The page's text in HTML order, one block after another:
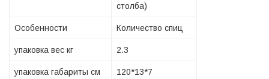
столба)
Особенности Количество спиц
упаковка вес кг 2.3
упаковка габариты см 120*13*7